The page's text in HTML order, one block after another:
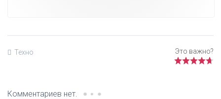
Техно
Комментариев нет.